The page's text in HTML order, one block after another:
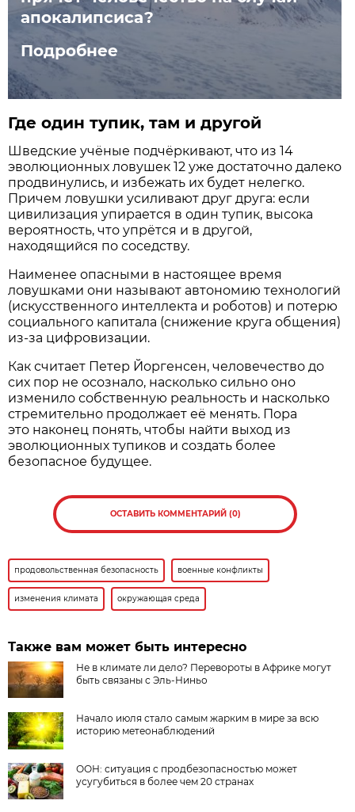
апокалипсиса?
Подробнее
Где один тупик, там и другой
Шведские учёные подчёркивают, что из 14
эволюционных ловушек 12 уже достаточно далеко
продвинулись, и избежать их будет нелегко.
Причем ловушки усиливают друг друга: если
цивилизация упирается в один тупик, высока
вероятность, что упрётся и в другой,
находящийся по соседству.
Наименее опасными в настоящее время
ловушками они называют автономию технологий
(искусственного интеллекта и роботов) и потерю
социального капитала (снижение круга общения)
из-за цифровизации.
Как считает Петер Йоргенсен, человечество до
сих пор не осознало, насколько сильно оно
изменило собственную реальность и насколько
стремительно продолжает её менять. Пора
это наконец понять, чтобы найти выход из
эволюционных тупиков и создать более
безопасное будущее.
ОСТАВИТЬ КОММЕНТАРИЙ (0)
продовольственная безопасность военные конфликты
изменения климата окружающая среда
Также вам может быть интересно
Не в климате ли дело? Перевороты в Африке могут
быть связаны с Эль-Ниньо
Начало июля стало самым жарким в мире за всю
историю метеонаблюдений
ООН: ситуация с продбезопасностью может
усугубиться в более чем 20 странах